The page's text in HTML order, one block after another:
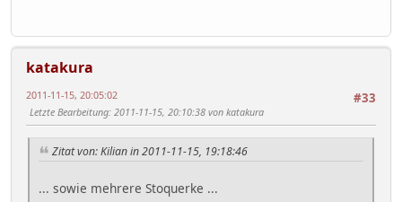
katakura
#33
2011-11-15, 20:05:02
Letzte Bearbeitung: 2011-11-15, 20:10:38 von katakura
Zitat von: Kilian in 2011-11-15, 19:18:46
... sowie mehrere Stoquerke ...